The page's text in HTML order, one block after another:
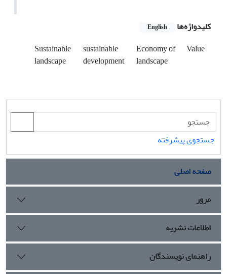
کلیدواژه‌ها English
Sustainable
landscape
sustainable
development
Economy of
landscape
Value
جستجوی پیشرفته
صفحه اصلی
مرور
اطلاعات نشریه
راهنمای نویسندگان